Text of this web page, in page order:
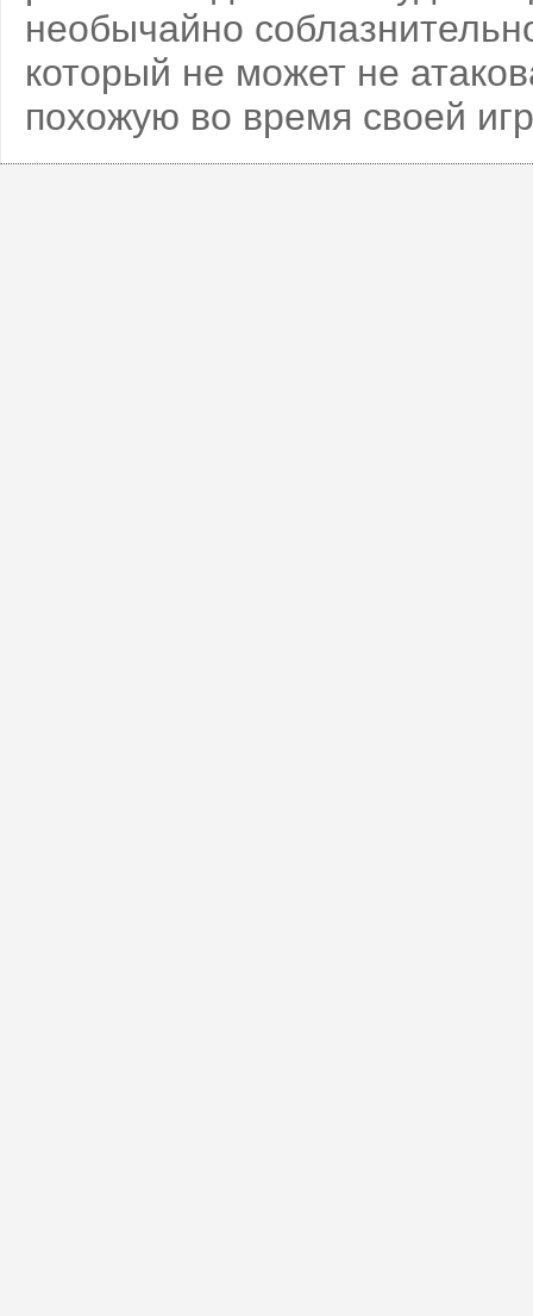
необычайно
который не может не
похожую во время своей